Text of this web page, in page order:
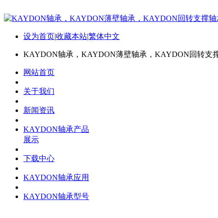
设为首页|收藏本站|繁体中文
KAYDON轴承，KAYDON薄壁轴承，KAYDON回转支
网站首页
关于我们
新闻资讯
KAYDON轴承产品
展示
下载中心
KAYDON轴承应用
KAYDON轴承型号